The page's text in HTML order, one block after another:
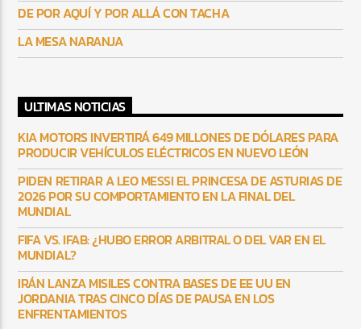
DE POR AQUÍ Y POR ALLÁ CON TACHA
LA MESA NARANJA
ULTIMAS NOTICIAS
KIA MOTORS INVERTIRÁ 649 MILLONES DE DÓLARES PARA
PRODUCIR VEHÍCULOS ELÉCTRICOS EN NUEVO LEÓN
PIDEN RETIRAR A LEO MESSI EL PRINCESA DE ASTURIAS DE
2026 POR SU COMPORTAMIENTO EN LA FINAL DEL
MUNDIAL
FIFA VS. IFAB: ¿HUBO ERROR ARBITRAL O DEL VAR EN EL
MUNDIAL?
IRÁN LANZA MISILES CONTRA BASES DE EE UU EN
JORDANIA TRAS CINCO DÍAS DE PAUSA EN LOS
ENFRENTAMIENTOS